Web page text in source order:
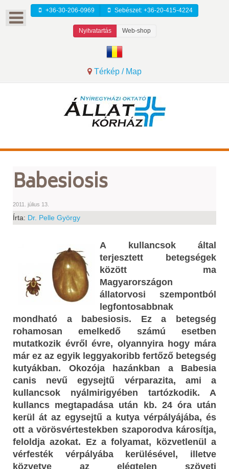
+36-30-206-0969 Sebészet: +36-20-415-4224
Nyitvatartás Web-shop
Térkép / Map
Babesiosis
2011. július 13.
Írta: Dr. Pelle György
A kullancsok által
terjesztett betegségek
között ma
Magyarországon
állatorvosi szempontból
legfontosabbnak
mondható a babesiosis. Ez a betegség
rohamosan emelkedő számú esetben
mutatkozik évről évre, olyannyira hogy mára
már ez az egyik leggyakoribb fertőző betegség
kutyákban. Okozója hazánkban a Babesia
canis nevű egysejtű vérparazita, ami a
kullancsok nyálmirigyében tartózkodik. A
kullancs megtapadása után kb. 24 óra után
kerül át az egysejtű a kutya vérpályájába, és
ott a vörösvértestekben szaporodva károsítja,
feloldja azokat. Ez a folyamat, közvetlenül a
vérfesték vérpályába kerülésével, illetve
közvetve az elégtelen szöveti